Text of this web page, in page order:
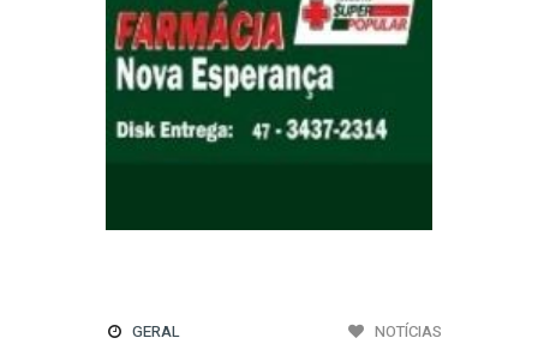
GERAL NOTÍCIAS